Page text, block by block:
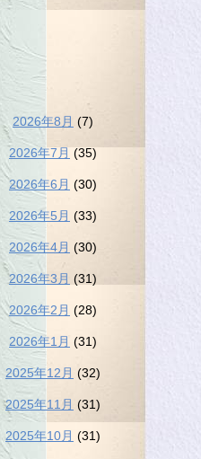
2026年8月 (7)
2026年7月 (35)
2026年6月 (30)
2026年5月 (33)
2026年4月 (30)
2026年3月 (31)
2026年2月 (28)
2026年1月 (31)
2025年12月 (32)
2025年11月 (31)
2025年10月 (31)